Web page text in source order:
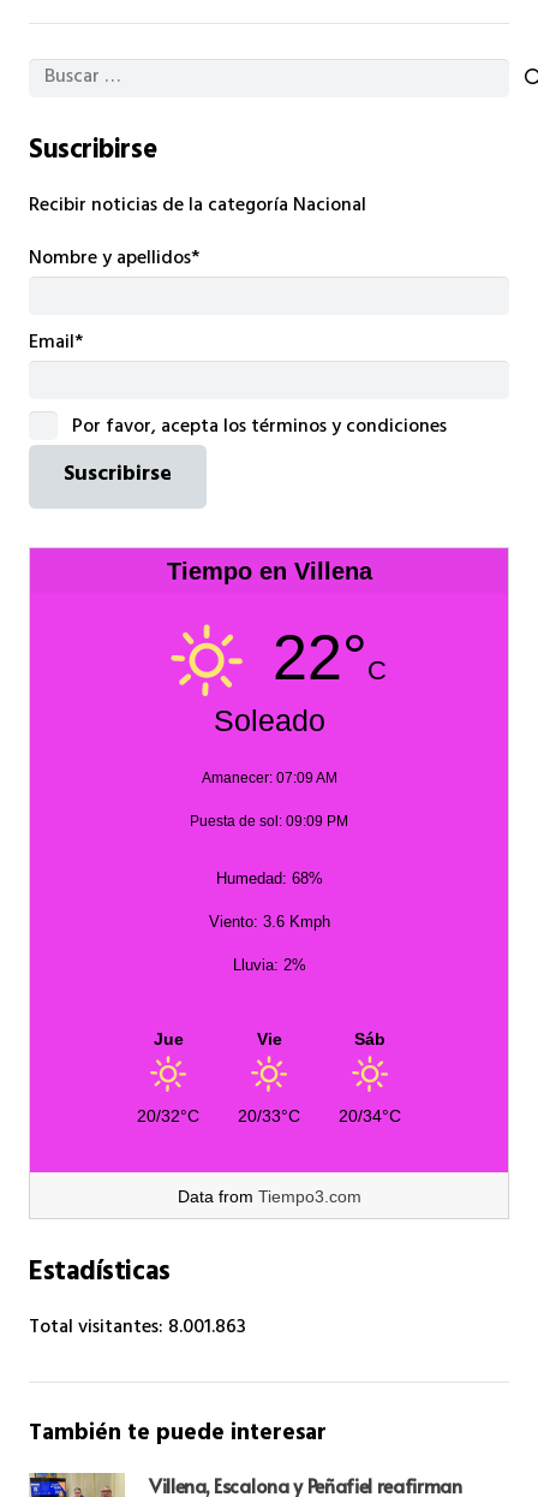
Buscar:
Suscribirse
Recibir noticias de la categoría Nacional
Nombre y apellidos*
Email*
Por favor, acepta los términos y condiciones
Tiempo en Villena
22°C
Soleado
Amanecer: 07:09 AM
Puesta de sol: 09:09 PM
Humedad: 68%
Viento: 3.6 Kmph
Lluvia: 2%
Jue
20/32°C
Vie
20/33°C
Sáb
20/34°C
Data from Tiempo3.com
Estadísticas
Total visitantes: 8.001.863
También te puede interesar
Villena, Escalona y Peñafiel reafirman